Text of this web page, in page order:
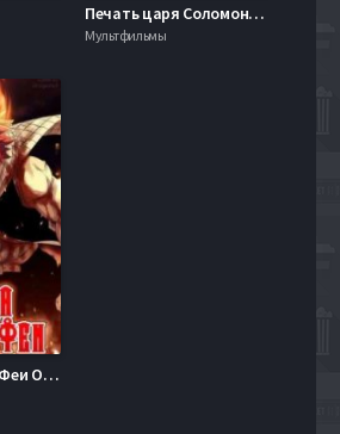
Печать царя Соломона (2013)
Мультфильмы
Сказка о Хвосте Феи OVA (2011)